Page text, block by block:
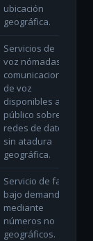
ubicación
geográfica.
Servicios de
voz nómadas:
comunicaciones
de voz
disponibles al
público sobre
redes de datos
sin atadura
geográfica.
Servicio de fax
bajo demanda
mediante
números no
geográficos.